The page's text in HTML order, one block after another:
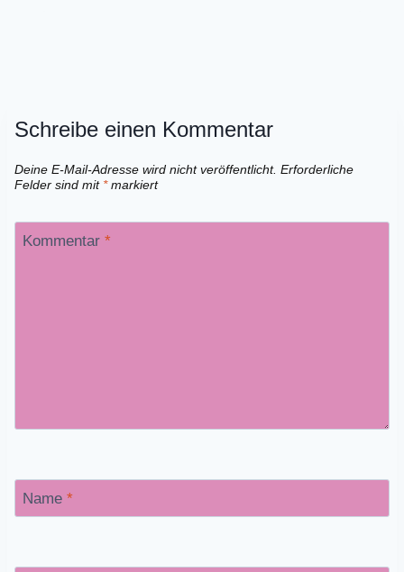
Schreibe einen Kommentar
Deine E-Mail-Adresse wird nicht veröffentlicht. Erforderliche
Felder sind mit *markiert
Kommentar *
Name *